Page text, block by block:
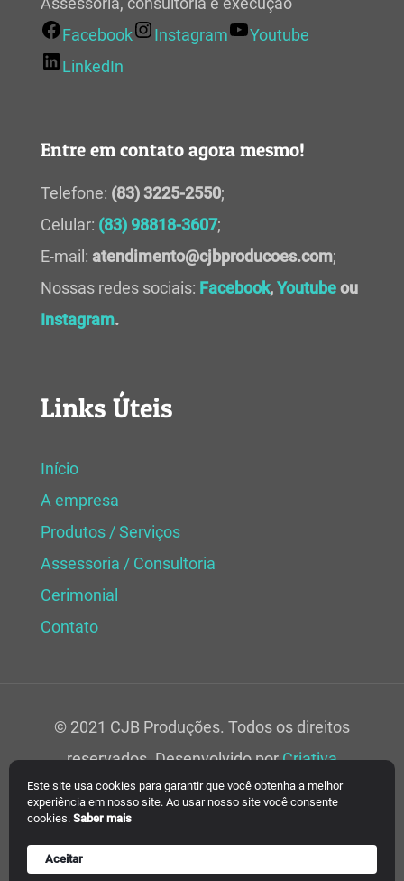
Este site usa cookies para garantir que você obtenha a melhor
experiência em nosso site. Ao usar nosso site você consente
cookies. Saber mais
Aceitar
Facebook
Instagram
Youtube
LinkedIn
Entre em contato agora mesmo!
Telefone: (83) 3225-2550;
Celular: (83) 98818-3607;
E-mail: atendimento@cjbproducoes.com;
Nossas redes sociais: Facebook,Youtubeou
Instagram.
Links Úteis
Início
A empresa
Produtos / Serviços
Assessoria / Consultoria
Cerimonial
Contato
© 2021 CJB Produções. Todos os direitos
reservados. Desenvolvido porCriativa
Soluções Web.